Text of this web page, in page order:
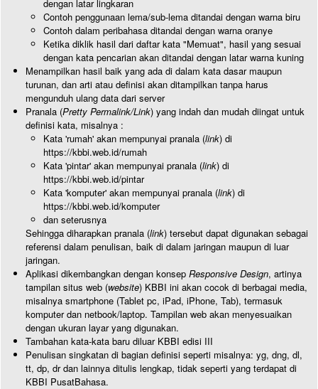
dengan latar lingkaran
Contoh penggunaan lema/sub-lema ditandai dengan warna biru
Contoh dalam peribahasa ditandai dengan warna oranye
Ketika diklik hasil dari daftar kata "Memuat", hasil yang sesuai
dengan kata pencarian akan ditandai dengan latar warna kuning
Menampilkan hasil baik yang ada di dalam kata dasar maupun
turunan, dan arti atau definisi akan ditampilkan tanpa harus
mengunduh ulang data dari server
Pranala (Pretty Permalink/Link) yang indah dan mudah diingat untuk
definisi kata, misalnya :
Kata 'rumah' akan mempunyai pranala (link) di
https://kbbi.web.id/rumah
Kata 'pintar' akan mempunyai pranala (link) di
https://kbbi.web.id/pintar
Kata 'komputer' akan mempunyai pranala (link) di
https://kbbi.web.id/komputer
dan seterusnya
Sehingga diharapkan pranala (link) tersebut dapat digunakan sebagai
referensi dalam penulisan, baik di dalam jaringan maupun di luar
jaringan.
Aplikasi dikembangkan dengan konsep Responsive Design, artinya
tampilan situs web (website) KBBI ini akan cocok di berbagai media,
misalnya smartphone (Tablet pc, iPad, iPhone, Tab), termasuk
komputer dan netbook/laptop. Tampilan web akan menyesuaikan
dengan ukuran layar yang digunakan.
Tambahan kata-kata baru diluar KBBI edisi III
Penulisan singkatan di bagian definisi seperti misalnya: yg, dng, dl,
tt, dp, dr dan lainnya ditulis lengkap, tidak seperti yang terdapat di
KBBI PusatBahasa.